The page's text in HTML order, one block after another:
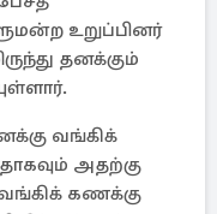
உறுப்பினர்
தனக்கும்
வங்கிக்
அதற்கு
கணக்கு